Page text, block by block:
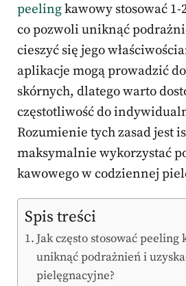
peelingkawowy stosować
co pozwoli uniknąć
cieszyć się jego
aplikacje mogą prowadzić
skórnych, dlatego warto
częstotliwość do
Rozumienie tych zasad jest
maksymalnie wykorzystać
kawowego w codziennej
Spis treści
Jak często stosować peeling
uniknąć podrażnień i
pielęgnacyjne?